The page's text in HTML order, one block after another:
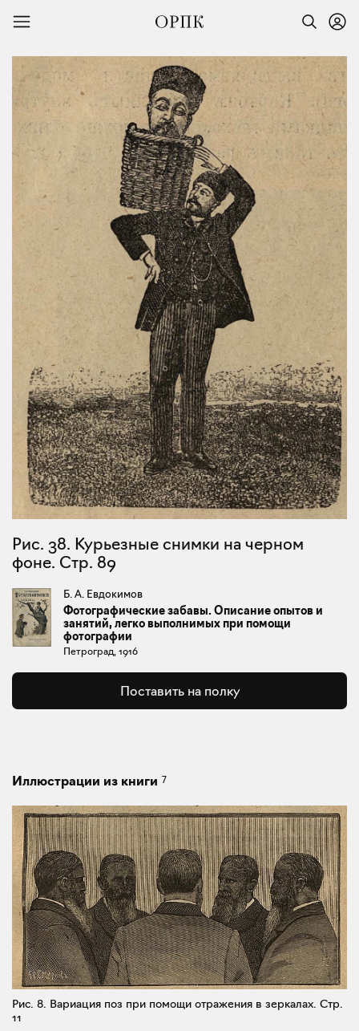
Рис. 38. Курьезные снимки на черном
фоне. Стр. 89
Б. А. Евдокимов
Фотографические забавы. Описание опытов и
занятий, легко выполнимых при помощи
фотографии
Петроград, 1916
Поставить на полку
Иллюстрации из книги 7
Рис. 8. Вариация поз при помощи отражения в зеркалах. Стр.
11